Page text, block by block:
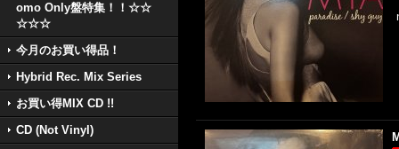
omo Only盤特集！！☆☆
☆☆☆
今月のお買い得品！
Hybrid Rec. Mix Series
お買い得MIX CD !!
CD (Not Vinyl)